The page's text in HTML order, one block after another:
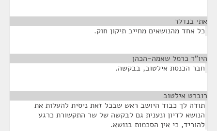
אתי בנדלר
כל אחד מהנושאים מחייב תיקון חוק.
היו"ר כרמל שאמה-הכהן
חבר הכנסת אילטוב, בבקשה.
רוברט אילטוב
תודה לך כבוד היושב ראש שבכל זאת ניסית להעלות את
הנושא לדיון ונענית גם לבקשה של שר התקשורת כרגע
להוריד, כי אין הסכמות בנושא.